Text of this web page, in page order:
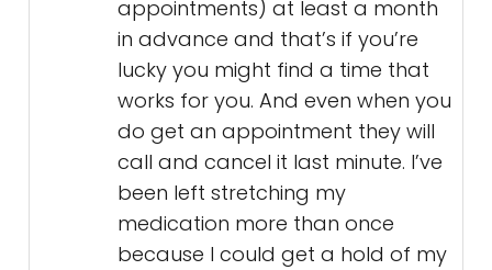
appointments) at least a month
in advance and that’s if you’re
lucky you might find a time that
works for you. And even when you
do get an appointment they will
call and cancel it last minute. I’ve
been left stretching my
medication more than once
because I could get a hold of my